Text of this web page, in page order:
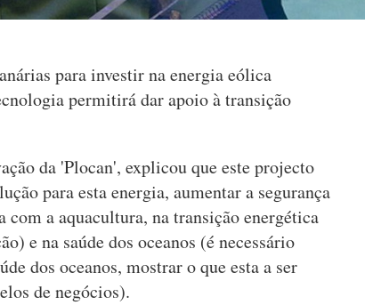
para investir na energia eólica
permitirá dar apoio à transição
da 'Plocan', explicou que este projecto
para esta energia, aumentar a segurança
a aquacultura, na transição energética
e na saúde dos oceanos (é necessário
dos oceanos, mostrar o que esta a ser
de negócios).